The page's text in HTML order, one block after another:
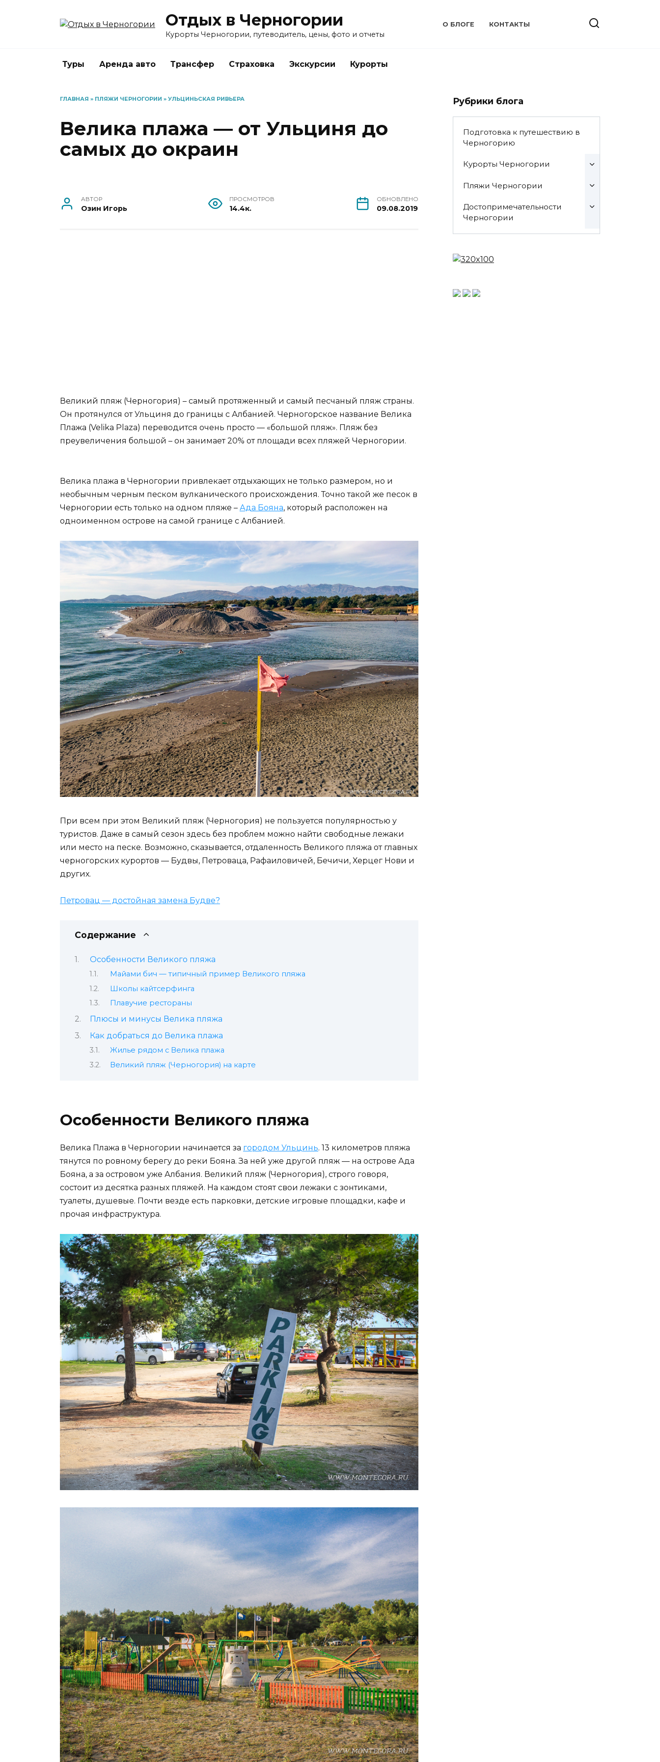
Отдых в Черногории
Курорты Черногории, путеводитель, цены, фото и отчеты
О БЛОГЕ КОНТАКТЫ
Туры Аренда авто Трансфер Страховка Экскурсии Курорты
ГЛАВНАЯ » ПЛЯЖИ ЧЕРНОГОРИИ » УЛЬЦИНЬСКАЯ РИВЬЕРА
Велика плажа — от Ульциня до
самых до окраин
АВТОР
Озин Игорь
ПРОСМОТРОВ
14.4к.
ОБНОВЛЕНО
09.08.2019
Великий пляж (Черногория) – самый протяженный и самый песчаный пляж страны.
Он протянулся от Ульциня до границы с Албанией. Черногорское название Велика
Плажа (Velika Plaza) переводится очень просто — «большой пляж». Пляж без
преувеличения большой – он занимает 20% от площади всех пляжей Черногории.
Велика плажа в Черногории привлекает отдыхающих не только размером, но и
необычным черным песком вулканического происхождения. Точно такой же песок в
Черногории есть только на одном пляже – Ада Бояна, который расположен на
одноименном острове на самой границе с Албанией.
При всем при этом Великий пляж (Черногория) не пользуется популярностью у
туристов. Даже в самый сезон здесь без проблем можно найти свободные лежаки
или место на песке. Возможно, сказывается, отдаленность Великого пляжа от главных
черногорских курортов — Будвы, Петроваца, Рафаиловичей, Бечичи, Херцег Нови и
других.
Петровац — достойная замена Будве?
Содержание
Особенности Великого пляжа
Майами бич — типичный пример Великого пляжа
Школы кайтсерфинга
Плавучие рестораны
Плюсы и минусы Велика пляжа
Как добраться до Велика плажа
Жилье рядом с Велика плажа
Великий пляж (Черногория) на карте
Особенности Великого пляжа
Велика Плажа в Черногории начинается за городом Ульцинь. 13 километров пляжа
тянутся по ровному берегу до реки Бояна. За ней уже другой пляж — на острове Ада
Бояна, а за островом уже Албания. Великий пляж (Черногория), строго говоря,
состоит из десятка разных пляжей. На каждом стоят свои лежаки с зонтиками,
туалеты, душевые. Почти везде есть парковки, детские игровые площадки, кафе и
прочая инфраструктура.
Рубрики блога
Подготовка к путешествию в
Черногорию
Курорты Черногории
Пляжи Черногории
Достопримечательности
Черногории